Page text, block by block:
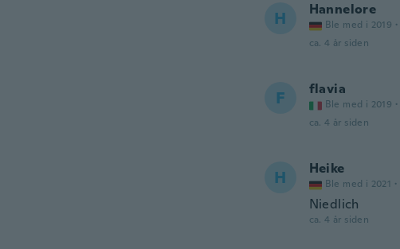
H Hannelore
Ble med i 2019 ·
ca. 4 år siden
F flavia
Ble med i 2019 ·
ca. 4 år siden
H Heike
Ble med i 2021 ·
Niedlich
ca. 4 år siden